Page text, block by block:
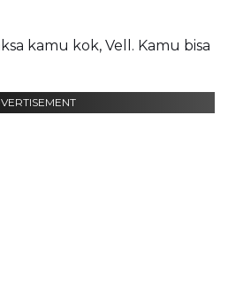
kamu kok, Vell. Kamu bisa